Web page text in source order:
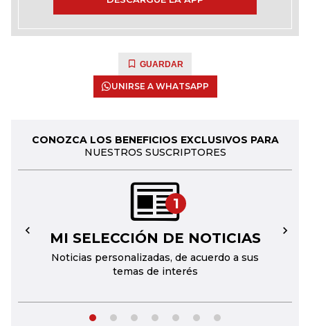
GUARDAR
UNIRSE A WHATSAPP
CONOZCA LOS BENEFICIOS EXCLUSIVOS PARA
NUESTROS SUSCRIPTORES
1
MI SELECCIÓN DE NOTICIAS
Noticias personalizadas, de acuerdo a sus
temas de interés
← →